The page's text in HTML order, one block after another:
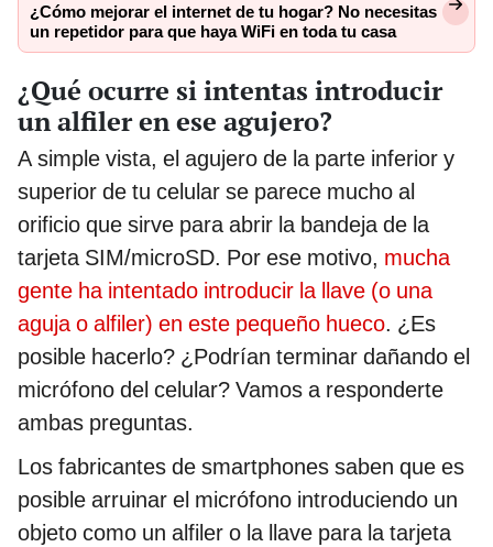
¿Cómo mejorar el internet de tu hogar? No necesitas
un repetidor para que haya WiFi en toda tu casa
¿Qué ocurre si intentas introducir
un alfiler en ese agujero?
A simple vista, el agujero de la parte inferior y
superior de tu celular se parece mucho al
orificio que sirve para abrir la bandeja de la
tarjeta SIM/microSD. Por ese motivo, mucha
gente ha intentado introducir la llave (o una
aguja o alfiler) en este pequeño hueco. ¿Es
posible hacerlo? ¿Podrían terminar dañando el
micrófono del celular? Vamos a responderte
ambas preguntas.
Los fabricantes de smartphones saben que es
posible arruinar el micrófono introduciendo un
objeto como un alfiler o la llave para la tarjeta